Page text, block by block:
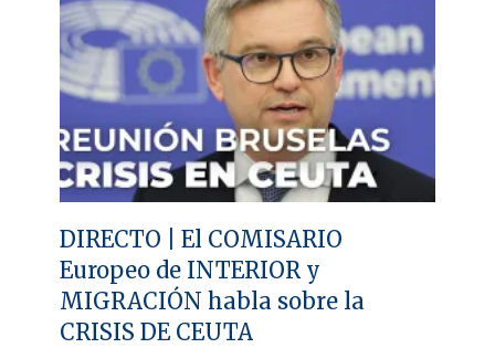
DIRECTO | El COMISARIO
Europeo de INTERIOR y
MIGRACIÓN habla sobre la
CRISIS DE CEUTA